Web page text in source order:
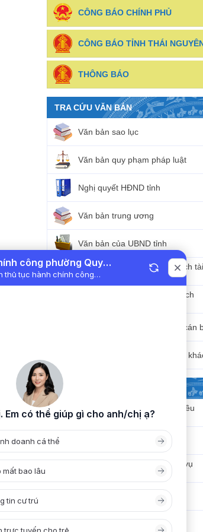
CÔNG BÁO CHÍNH PHỦ
CÔNG BÁO TỈNH THÁI
THÔNG BÁO
TRA CỨU VĂN BẢN
Văn bản sao lục
Văn bản quy phạm pháp luật
Nghị quyết HĐND tỉnh
Văn bản trung ương
Văn bản của UBND tỉnh
Công bố, công khai ngân sách tài
chính
Công bố, công khai chính sách
Công bố, công khai tổ chức cán
Công bố, công khai nội dung
PHẦN MỀM DÙNG CHUNG
Hệ thống Quản lý văn bản điều
hành
Nộp hồ sơ trực tuyến ( Dịch vụ